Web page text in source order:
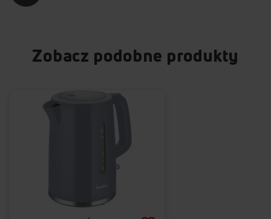
Zobacz podobne produkty